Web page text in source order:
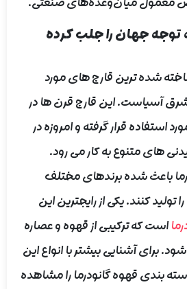
توجه جهان را جلب کرده
شده ترین قارچ های مورد
آسیاست. این قارچ قرن ها در
قرار گرفته و امروزه در
های متنوع به کار می رود.
باعث شده برندهای مختلف
کنند. یکی از رایجترین این
است که ترکیبی از قهوه و عصاره
برای آشنایی بیشتر با انواع این
بندی قهوه گانودرما را مشاهده